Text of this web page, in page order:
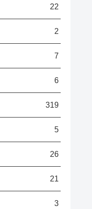
22
2
7
6
319
5
26
21
3